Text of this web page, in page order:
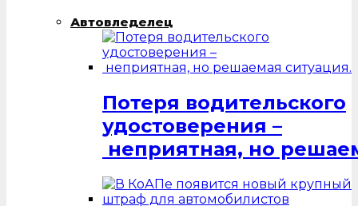
Автовледелец
Потеря водительского
удостоверения –
неприятная, но